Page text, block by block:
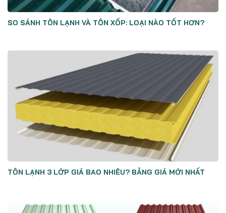
SO SÁNH TÔN LẠNH VÀ TÔN XỐP: LOẠI NÀO TỐT HƠN?
TÔN LẠNH 3 LỚP GIÁ BAO NHIÊU? BẢNG GIÁ MỚI NHẤT